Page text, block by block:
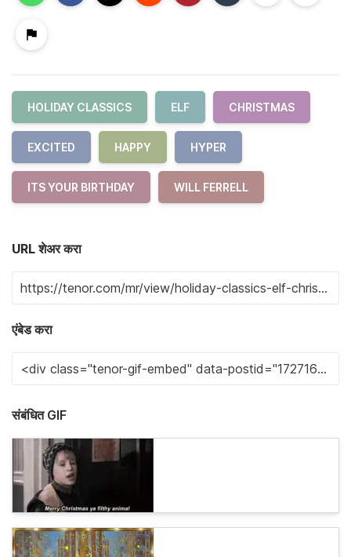
HOLIDAY CLASSICS ELF CHRISTMAS
EXCITED HAPPY HYPER
ITS YOUR BIRTHDAY WILL FERRELL
URL शेअर करा
एंबेड करा
संबंधित GIF